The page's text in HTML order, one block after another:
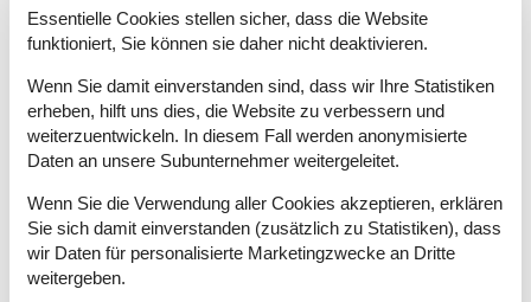
Geografien
Alle
Dänemark
Österreich
Schweiz
Deutschland
Schweden
Norwegen
Portugal
Zypern
Griechenland
Essentielle Cookies stellen sicher, dass die Website
funktioniert, Sie können sie daher nicht deaktivieren.
Wenn Sie damit einverstanden sind, dass wir Ihre Statistiken
erheben, hilft uns dies, die Website zu verbessern und
weiterzuentwickeln. In diesem Fall werden anonymisierte
Daten an unsere Subunternehmer weitergeleitet.
Wenn Sie die Verwendung aller Cookies akzeptieren, erklären
Sie sich damit einverstanden (zusätzlich zu Statistiken), dass
wir Daten für personalisierte Marketingzwecke an Dritte
weitergeben.